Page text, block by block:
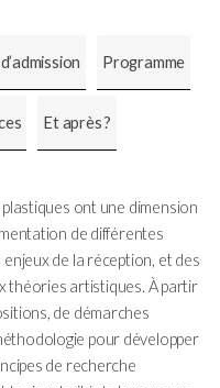
Programme
Et après ?
ont une dimension
de différentes
de la réception, et des
théories artistiques. À partir
de démarches
pour développer
de recherche